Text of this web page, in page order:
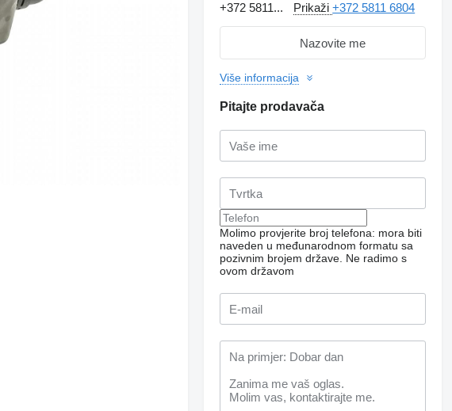
Zatražite dodatne
fotografije
+372 5811... Prikaži+372 5811 6804
Nazovite me
Više informacija
Pitajte prodavača
Molimo provjerite broj telefona: mora biti
naveden u međunarodnom formatu sa
pozivnim brojem države. Ne radimo s
ovom državom